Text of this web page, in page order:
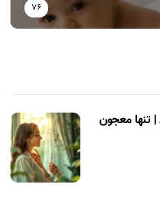
76
| تنها معجون